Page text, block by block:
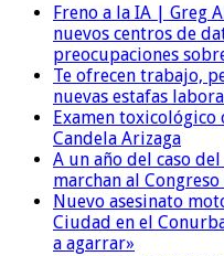
Freno a la IA | Greg
nuevos centros de
preocupaciones
Te ofrecen trabajo,
nuevas estafas
Examen toxicológico
Candela Arizaga
A un año del caso
marchan al
Nuevo asesinato
Ciudad en el
a agarrar»